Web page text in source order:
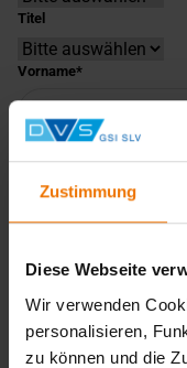
Zustimmung
Diese Webseite
Wir verwenden
personalisieren,
zu können und die
Titel
Vorname
Nachname
Unternehmen
E-Mail-Adresse